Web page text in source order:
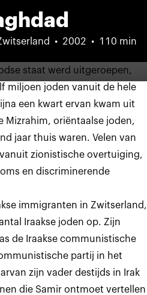
2002 110 min
staat werd uitgeroepen,
miljoen joden vanuit de hele
een kwart ervan kwam uit
Mizrahim, oriëntaalse joden,
jaar thuis waren. Velen van
zionistische overtuiging,
en discriminerende
immigranten in Zwitserland,
Iraakse joden op. Zijn
de Iraakse communistische
partij in het
zijn vader destijds in Irak
die Samir ontmoet vertellen